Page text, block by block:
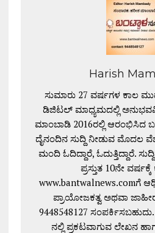
Harish
ಸುಮಾರು 27 ವರ್ಷಗಳ ಕಾಲ
ಡಿಜಿಟಲ್ ಮಾಧ್ಯಮದಲ್ಲಿ
ಮಾಂಬಾಡಿ 2016ರಲ್ಲಿ ಆರಂಭಿಸಿದ
ದೈನಂದಿನ ಸುದ್ದಿ ನೀಡುವ ಮೊದಲ
ಮಂದಿ ಓದಿದ್ದಾರೆ, ಓದುತ್ತಿದ್ದಾರೆ.
ಪ್ರಸ್ತುತ 10ನೇ
www.bantwalnews.comಗೆ
ಪ್ರಾಯೋಜಕತ್ವ ಅಥವಾ
9448548127
ನಲ್ಲಿ ಪ್ರಕಟವಾಗುವ ಲೇಖನ